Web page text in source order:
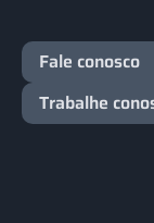
Fale conosco
Trabalhe